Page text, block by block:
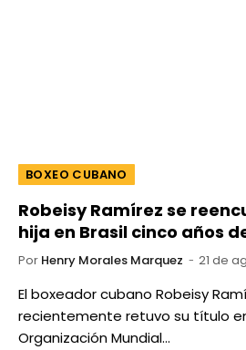
BOXEO CUBANO
Robeisy Ramírez se
hija en Brasil cinco años
Por Henry Morales Marquez 21 de
El boxeador cubano Robeisy
recientemente retuvo su título
Organización Mundial…